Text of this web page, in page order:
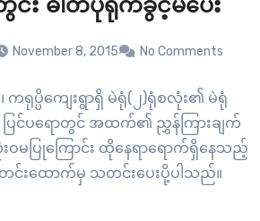
း ဓါတ်ပုံရိုက်ခွင့်မပေး
November 8, 2015 No Comments
ရုပ္ပိကျေးရွာရှိ မဲရုံ(၂)ရုံစလုံး၏ မဲရုံ
ြင်ပရောတွင် အထက်၏ ညွှန်ကြားချက်
မပြုကြောင်း ထိုနေရာရောက်ရှိနေသည့်
းထောက်မှ သတင်းပေးပို့ပါသည်။